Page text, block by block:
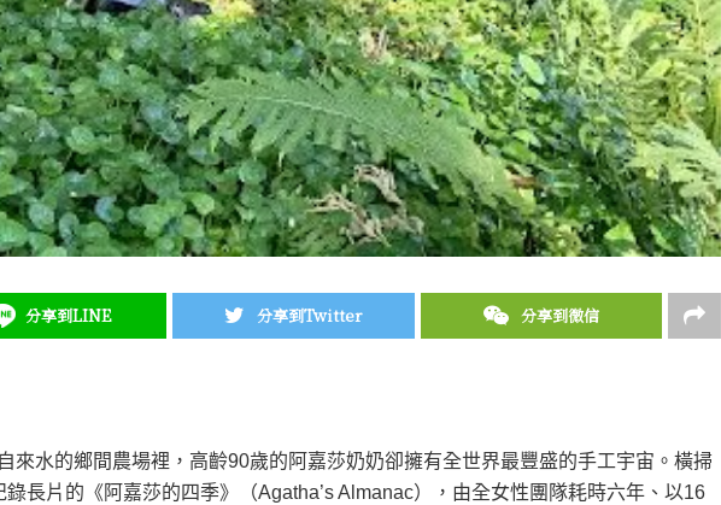
分享到LINE 分享到Twitter 分享到微信
來水的鄉間農場裡，高齡90歲的阿嘉莎奶奶卻擁有全世界最豐盛的手工宇宙。橫掃
長片的《阿嘉莎的四季》（Agatha’s Almanac），由全女性團隊耗時六年、以16